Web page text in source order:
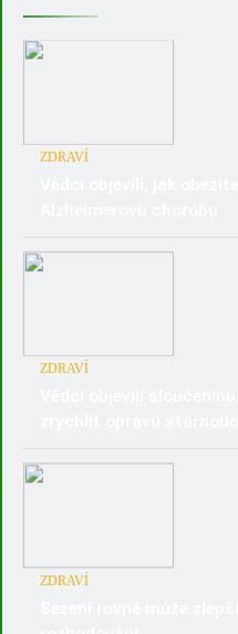
ZDRAVÍ
ZDRAVÍ
ZDRAVÍ